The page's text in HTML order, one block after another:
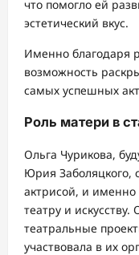
что помогло ей
эстетический вкус.
Именно благодаря
возможность
самых успешных
Роль матери в
Ольга Чурикова,
Юрия Заболяцкого,
актрисой, и именно
театру и
театральные
участвовала в их